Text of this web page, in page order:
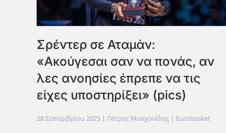
Σρέντερ σε Αταμάν:
«Ακούγεσαι σαν να πονάς, αν
λες ανοησίες έπρεπε να τις
είχες υποστηρίξει» (pics)
28 Σεπτεμβρίου 2025 | Πέτρος Μοσχονίδης | Eurobasket